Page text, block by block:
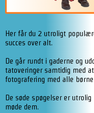
Her får du 2 utroligt
succes over alt.
De går rundt i gaderne og
tatoveringer samtidig med
fotografering med alle
De søde spøgelser er
møde dem.